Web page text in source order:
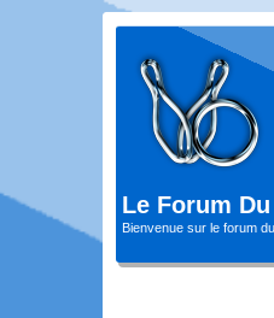
Le Forum
Bienvenue sur le forum